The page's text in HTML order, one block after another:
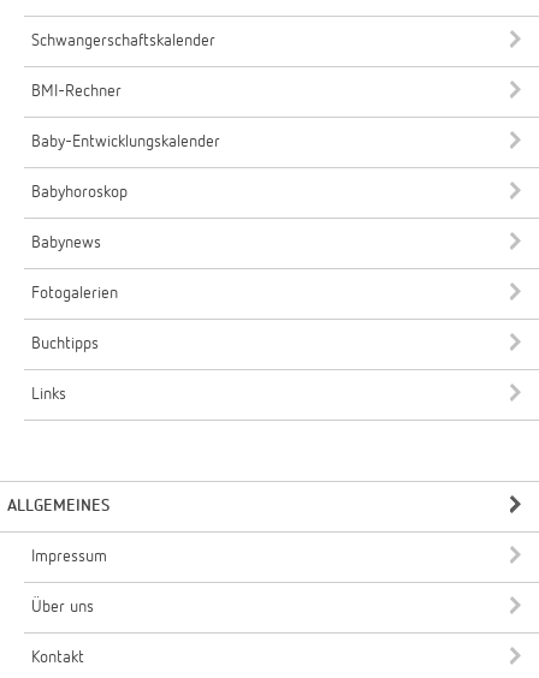
Schwangerschaftskalender
BMI-Rechner
Baby-Entwicklungskalender
Babyhoroskop
Babynews
Fotogalerien
Buchtipps
Links
ALLGEMEINES
Impressum
Über uns
Kontakt